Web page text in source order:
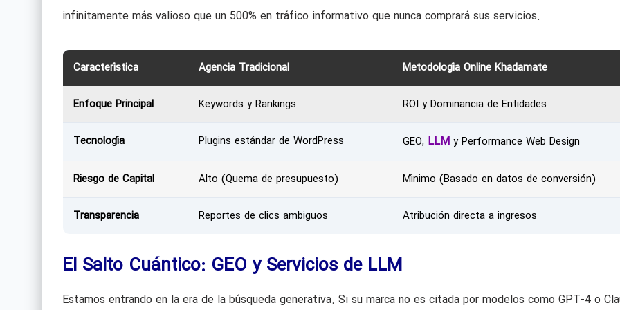
infinitamente más valioso que un 500% en tráfico informativo que nunca comprará sus servicios.
Característica Agencia Tradicional Metodología Online Khadamate
Enfoque Principal Keywords y Rankings ROI y Dominancia de Entidades
Tecnología Plugins estándar de WordPress GEO, LLMy Performance Web Design
Riesgo de Capital Alto (Quema de presupuesto) Mínimo (Basado en datos de conversión)
Transparencia Reportes de clics ambiguos Atribución directa a ingresos
El Salto Cuántico: GEO y Servicios de LLM
Estamos entrando en la era de la búsqueda generativa. Si su marca no es citada por modelos como GPT-4 o